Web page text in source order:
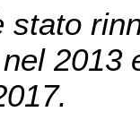
stato
2013